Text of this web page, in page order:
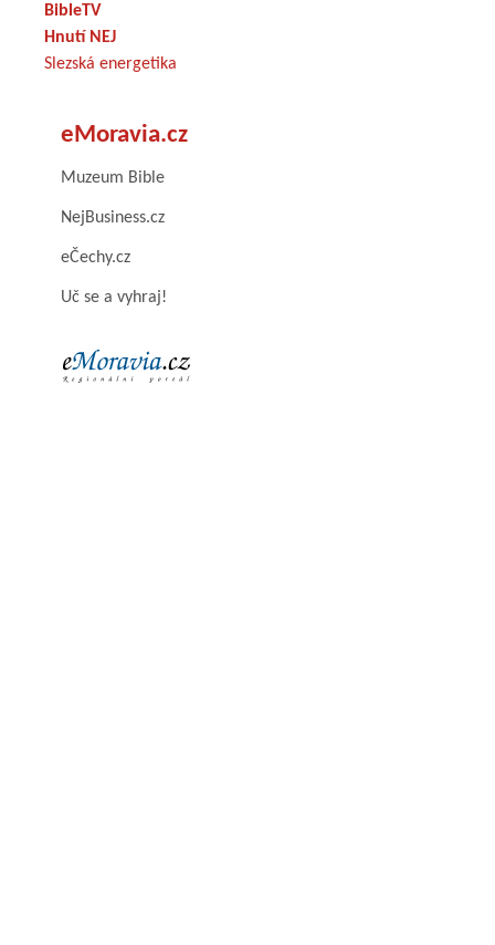
BibleTV
Hnutí NEJ
Slezská energetika
eMoravia.cz
Muzeum Bible
NejBusiness.cz
eČechy.cz
Uč se a vyhraj!